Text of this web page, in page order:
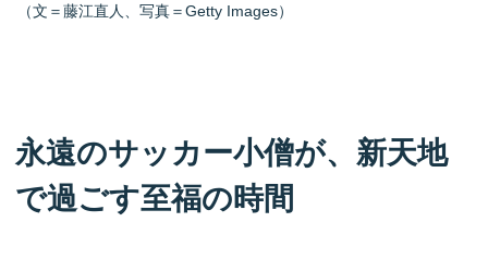
（文＝藤江直人、写真＝Getty Images）
永遠のサッカー小僧が、新天地
で過ごす至福の時間